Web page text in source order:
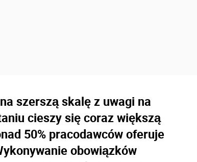
szerszą skalę z uwagi na
cieszy się coraz większą
50% pracodawców oferuje
obowiązków